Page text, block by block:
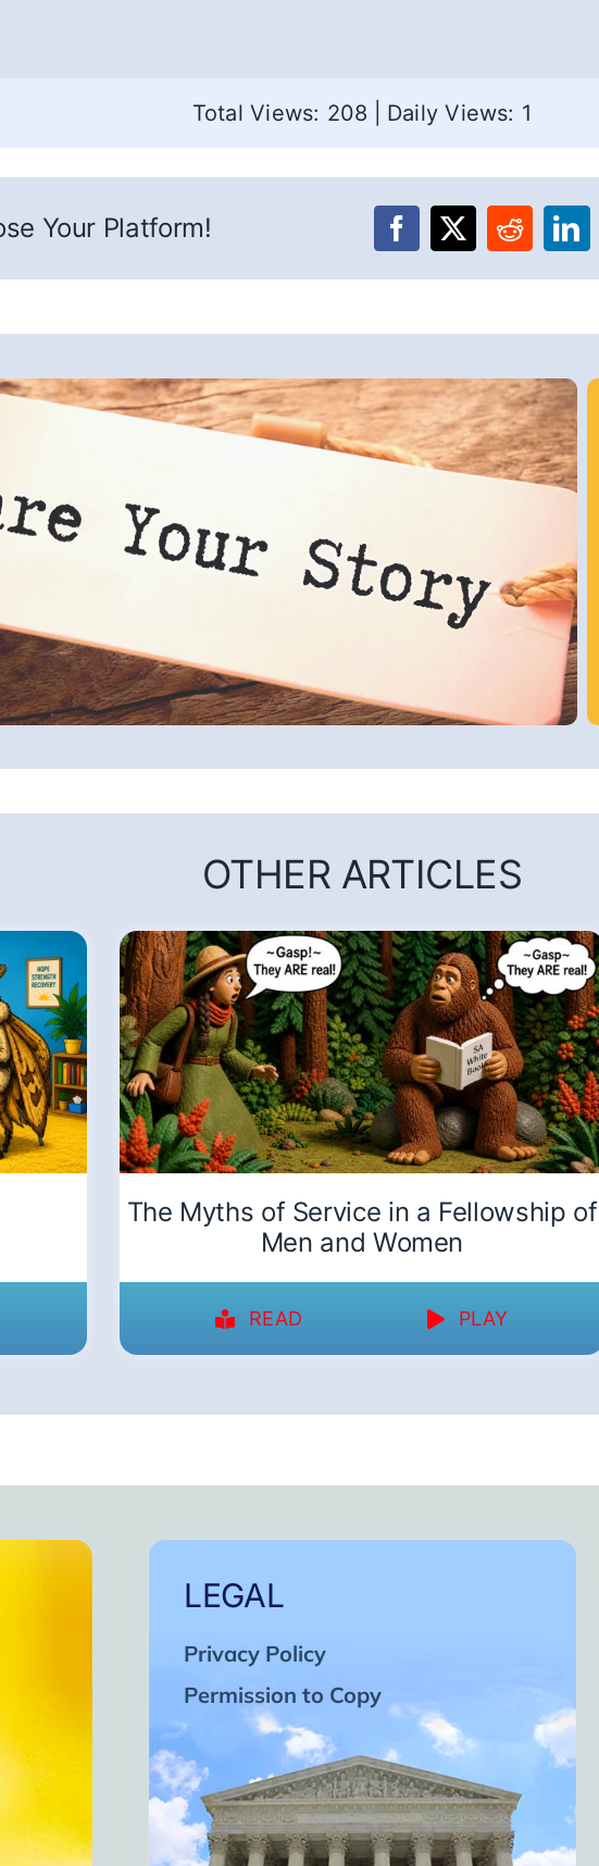
Total Views: 208 Daily Views: 1
Your Platform!
OTHER ARTICLES
The Myths of Service in a Fellowship of
Men and Women
READ PLAY
LEGAL
Privacy Policy
Permission to Copy